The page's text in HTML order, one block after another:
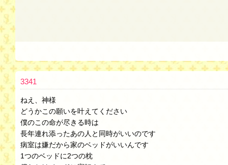
3341
ねえ、神様
どうかこの願いを叶えてください
僕のこの命が尽きる時は
長年連れ添ったあの人と同時がいいのです
病室は嫌だから家のベッドがいいんです
1つのベッドに2つの枕